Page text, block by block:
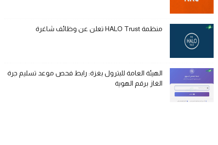
منظمة HALO Trust تعلن عن وظائف شاغرة
الهيئة العامة للبترول بغزة: رابط فحص موعد تسليم جرة
الغاز برقم الهوية